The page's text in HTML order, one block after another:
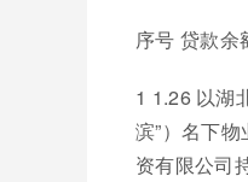
序号 贷款余
1 1.26 以湖
滨”）名下
资有限公司